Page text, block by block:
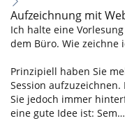
Aufzeichnung mit
Ich halte eine
dem Büro. Wie zeichne
Prinzipiell haben Sie
Session
Sie jedoch immer
eine gute Idee ist: Sem…